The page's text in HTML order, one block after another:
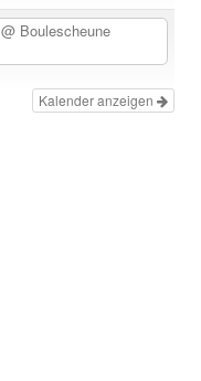
@ Boulescheune
Kalender anzeigen